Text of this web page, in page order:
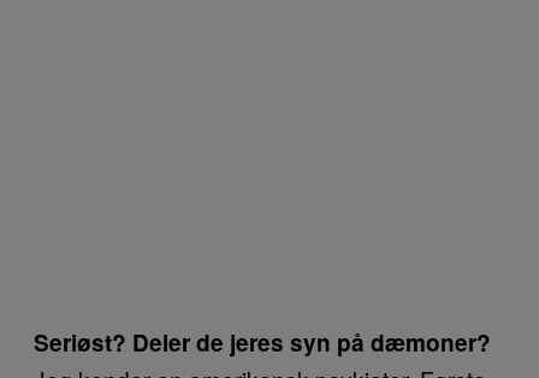
Seriøst? Deler de jeres syn på dæmoner?